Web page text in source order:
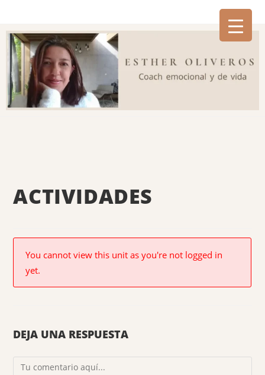
ACTIVIDADES
You cannot view this unit as you're not logged in
yet.
DEJA UNA RESPUESTA